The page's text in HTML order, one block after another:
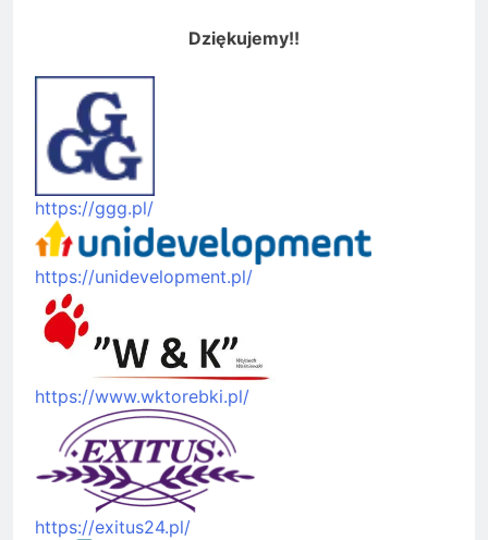
Dziękujemy!!
https://ggg.pl/
https://unidevelopment.pl/
https://www.wktorebki.pl/
https://exitus24.pl/